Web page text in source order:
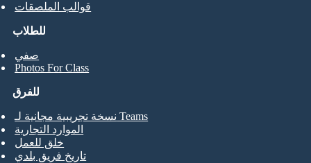
للطلاب
صفي
Photos For Class
قوالب الملصقات
للفرق
نسخة تجريبية مجانية لـ Teams
الموارد التجارية
خلق للعمل
تاريخ فريق بلدي